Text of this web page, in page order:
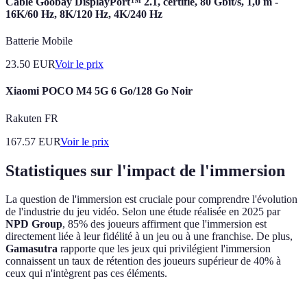
16K/60 Hz, 8K/120 Hz, 4K/240 Hz
Batterie Mobile
23.50 EURVoir le prix
Xiaomi POCO M4 5G 6 Go/128 Go Noir
Rakuten FR
167.57 EURVoir le prix
Statistiques sur l'impact de l'immersion
La question de l'immersion est cruciale pour comprendre l'évolution
de l'industrie du jeu vidéo. Selon une étude réalisée en 2025 par
NPD Group, 85% des joueurs affirment que l'immersion est
directement liée à leur fidélité à un jeu ou à une franchise. De plus,
Gamasutra rapporte que les jeux qui privilégient l'immersion
connaissent un taux de rétention des joueurs supérieur de 40% à
ceux qui n'intègrent pas ces éléments.